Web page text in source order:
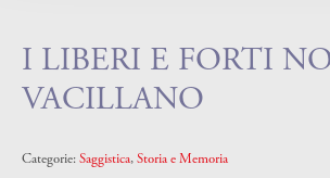
I LIBERI E FORTI
VACILLANO
Categorie:Saggistica,Storia e Memoria